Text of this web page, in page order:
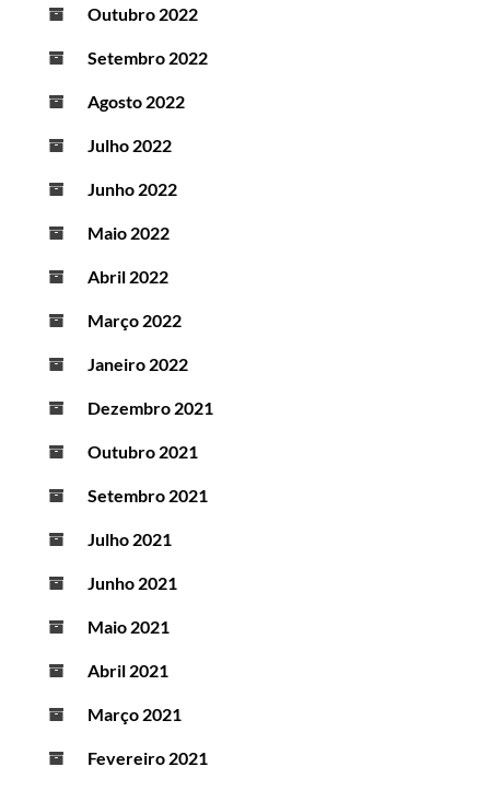
Outubro 2022
Setembro 2022
Agosto 2022
Julho 2022
Junho 2022
Maio 2022
Abril 2022
Março 2022
Janeiro 2022
Dezembro 2021
Outubro 2021
Setembro 2021
Julho 2021
Junho 2021
Maio 2021
Abril 2021
Março 2021
Fevereiro 2021